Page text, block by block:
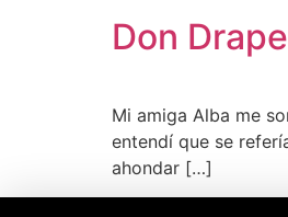
Don
Mi amiga Alba me
entendí que se
ahondar […]